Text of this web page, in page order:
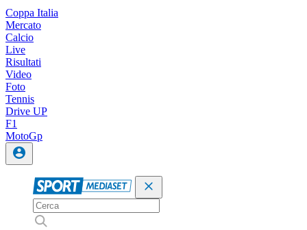
Coppa Italia
Mercato
Calcio
Live
Risultati
Video
Foto
Tennis
Drive UP
F1
MotoGp